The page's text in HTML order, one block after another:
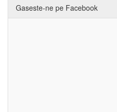
Gaseste-ne pe Facebook